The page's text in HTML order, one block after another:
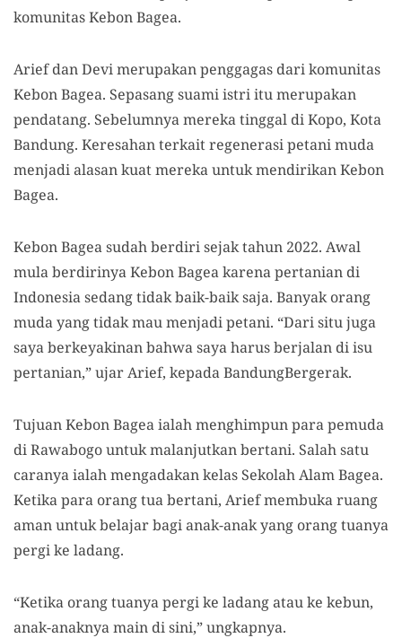
komunitas Kebon Bagea.
Arief dan Devi merupakan penggagas dari komunitas
Kebon Bagea. Sepasang suami istri itu merupakan
pendatang. Sebelumnya mereka tinggal di Kopo, Kota
Bandung. Keresahan terkait regenerasi petani muda
menjadi alasan kuat mereka untuk mendirikan Kebon
Bagea.
Kebon Bagea sudah berdiri sejak tahun 2022. Awal
mula berdirinya Kebon Bagea karena pertanian di
Indonesia sedang tidak baik-baik saja. Banyakorang
muda yang tidakmaumenjadipetani. “Dari situ juga
saya berkeyakinan bahwa saya harus berjalan di isu
pertanian,” ujarArief, kepada BandungBergerak.
Tujuan Kebon Bagea ialah menghimpun para pemuda
di Rawabogo untuk malanjutkan bertani. Salah satu
caranya ialah mengadakan kelas Sekolah Alam Bagea.
Ketika para orang tua bertani, Arief membuka ruang
aman untuk belajar bagi anak-anak yang orang tuanya
pergi ke ladang.
“Ketika orang tuanya pergi ke ladang atau ke kebun,
anak-anaknya main di sini,” ungkapnya.